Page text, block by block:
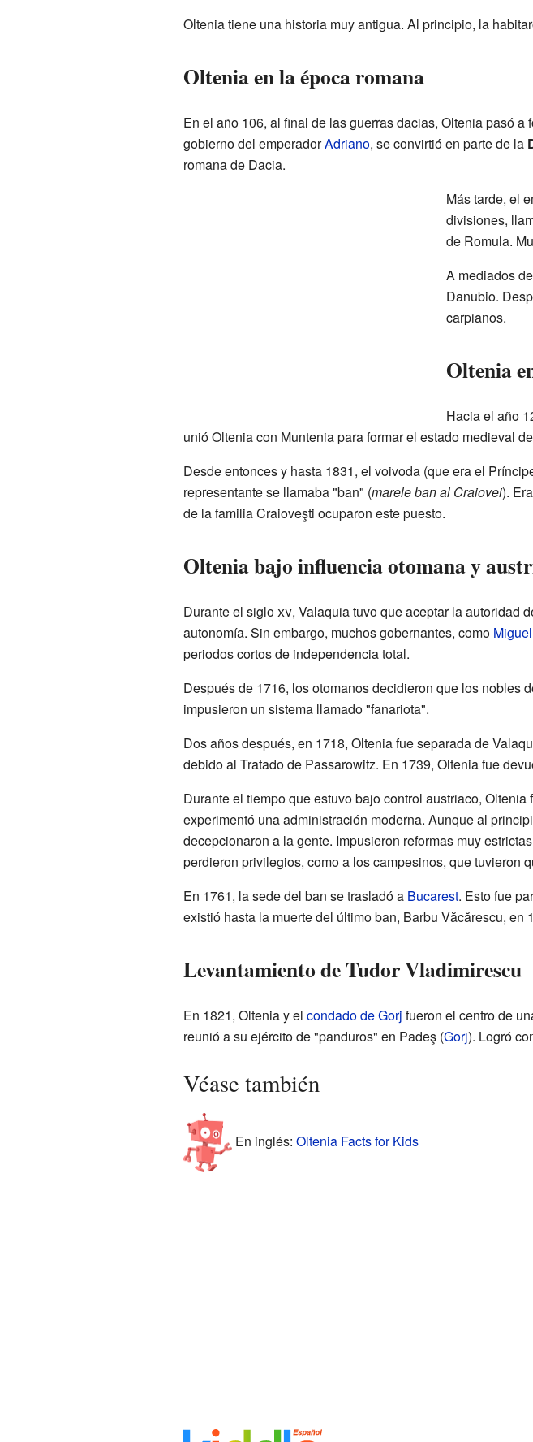
Oltenia tiene una historia muy antigua. Al principio, la
Oltenia en la época romana
En el año 106, al final de las guerras dacias, Oltenia pasó a
gobierno del emperadorAdriano, se convirtió en parte de la
romana de Dacia.
Más tarde, el
divisiones,
de Romula.
A mediados
Danubio.
carpianos.
Oltenia
Hacia el año
unió Oltenia con Muntenia para formar el estado medieval
Desde entonces y hasta 1831, el voivoda (que era el
representante se llamaba "ban" (marele ban al Craiovei).
de la familia Craioveşti ocuparon este puesto.
Oltenia bajo influencia otomana y
Durante el sigloxv, Valaquia tuvo que aceptar la autoridad
autonomía. Sin embargo, muchos gobernantes, como
periodos cortos de independencia total.
Después de 1716, los otomanos decidieron que los nobles
impusieron un sistema llamado "fanariota".
Dos años después, en 1718, Oltenia fue separada de
debido al Tratado de Passarowitz. En 1739, Oltenia fue
Durante el tiempo que estuvo bajo control austriaco,
experimentó una administración moderna. Aunque al
decepcionaron a la gente. Impusieron reformas muy
perdieron privilegios, como a los campesinos, que tuvieron
En 1761, la sede del ban se trasladó a Bucarest. Esto fue
existió hasta la muerte del último ban, Barbu Văcărescu, en
Levantamiento de Tudor Vladimirescu
En 1821, Oltenia y el condado de Gorj fueron el centro de
reunió a su ejército de "panduros" en Padeş (Gorj). Logró
Véase también
En inglés: Oltenia Facts for Kids